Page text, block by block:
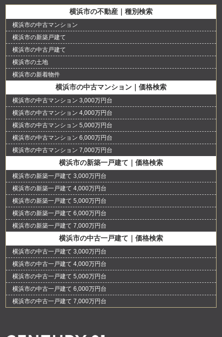
横浜市の不動産｜種別検索
横浜市の中古マンション
横浜市の新築戸建て
横浜市の中古戸建て
横浜市の土地
横浜市の新着物件
横浜市の中古マンション｜価格検索
横浜市の中古マンション 3,000万円台
横浜市の中古マンション 4,000万円台
横浜市の中古マンション 5,000万円台
横浜市の中古マンション 6,000万円台
横浜市の中古マンション 7,000万円台
横浜市の新築一戸建て｜価格検索
横浜市の新築一戸建て 3,000万円台
横浜市の新築一戸建て 4,000万円台
横浜市の新築一戸建て 5,000万円台
横浜市の新築一戸建て 6,000万円台
横浜市の新築一戸建て 7,000万円台
横浜市の中古一戸建て｜価格検索
横浜市の中古一戸建て 3,000万円台
横浜市の中古一戸建て 4,000万円台
横浜市の中古一戸建て 5,000万円台
横浜市の中古一戸建て 6,000万円台
横浜市の中古一戸建て 7,000万円台